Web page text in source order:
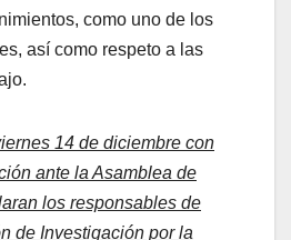
como uno de los
así como respeto a las
14 de diciembre con
ante la Asamblea de
los responsables de
de Investigación por la